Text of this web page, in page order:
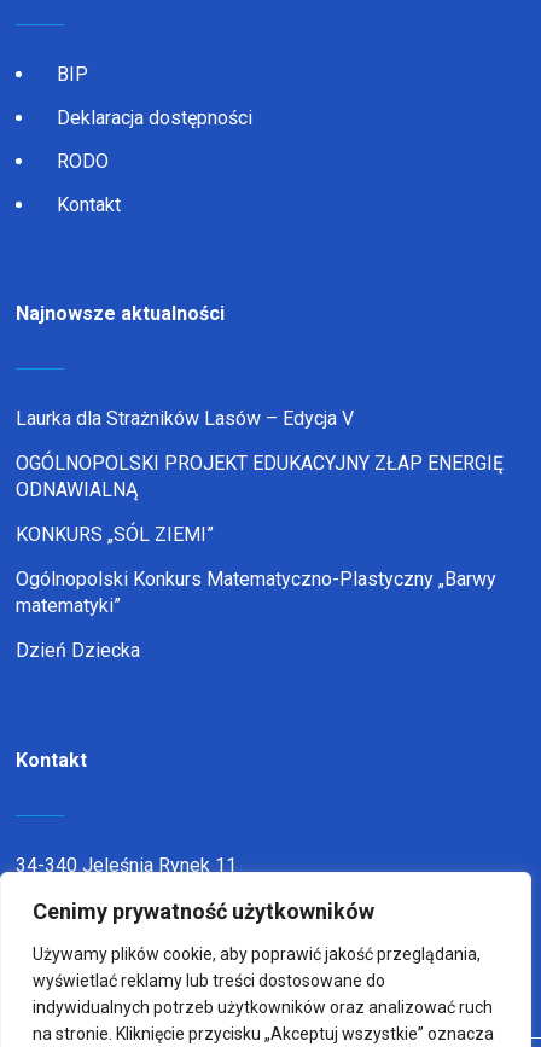
Cenimy prywatność użytkowników
Używamy plików cookie, aby poprawić jakość przeglądania,
wyświetlać reklamy lub treści dostosowane do
indywidualnych potrzeb użytkowników oraz analizować ruch
na stronie. Kliknięcie przycisku „Akceptuj wszystkie” oznacza
BIP
Deklaracja dostępności
RODO
Kontakt
Najnowsze aktualności
Laurka dla Strażników Lasów – Edycja V
OGÓLNOPOLSKI PROJEKT EDUKACYJNY ZŁAP ENERGIĘ
ODNAWIALNĄ
KONKURS „SÓL ZIEMI”
Ogólnopolski Konkurs Matematyczno-Plastyczny „Barwy
matematyki”
Dzień Dziecka
Kontakt
34-340 Jeleśnia Rynek 11
telefon:338636116
email:sp1jel@op.pl